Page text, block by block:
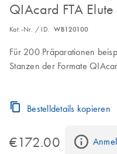
QIAcard FTA
Kat.-Nr. / ID.WB120100
Für 200 Präparationen
Stanzen der Formate
Bestelldetails kopieren
€172.00